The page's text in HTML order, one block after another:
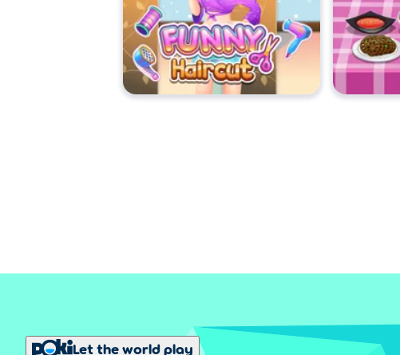
Let the world play